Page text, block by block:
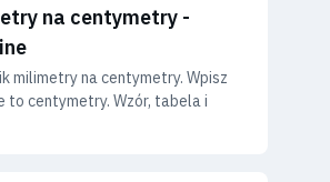
na centymetry -
milimetry na centymetry. Wpisz
to centymetry. Wzór, tabela i